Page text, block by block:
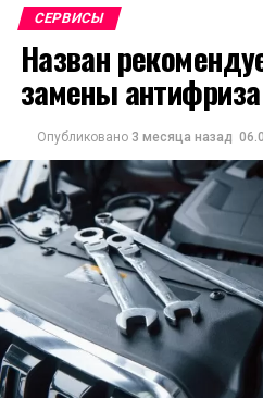
СЕРВИСЫ
Назван
замены антифриза
Опубликовано 3 месяца назад